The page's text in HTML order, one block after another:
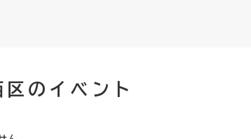
住所変更
監査
のイベント